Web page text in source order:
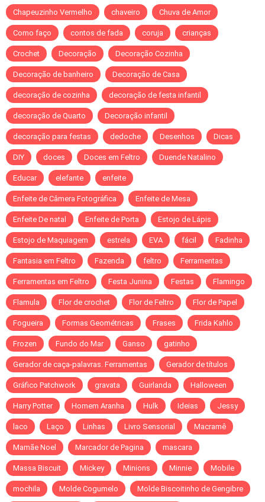
Chapeuzinho Vermelho chaveiro Chuva de Amor
Como faço contos de fada coruja crianças
Crochet Decoração Decoração Cozinha
Decoração de banheiro Decoração de Casa
decoração de cozinha decoração de festa infantil
decoração de Quarto Decoração infantil
decoração para festas dedoche Desenhos Dicas
DIY doces Doces em Feltro Duende Natalino
Educar elefante enfeite
Enfeite de Câmera Fotográfica Enfeite de Mesa
Enfeite De natal Enfeite de Porta Estojo de Lápis
Estojo de Maquiagem estrela EVA fácil Fadinha
Fantasia em Feltro Fazenda feltro Ferramentas
Ferramentas em Feltro Festa Junina Festas Flamingo
Flamula Flor de crochet Flor de Feltro Flor de Papel
Fogueira Formas Geométricas Frases Frida Kahlo
Frozen Fundo do Mar Ganso gatinho
Gerador de caça-palavras. Ferramentas Gerador de títulos
Gráfico Patchwork gravata Guirlanda Halloween
Harry Potter Homem Aranha Hulk Ideias Jessy
laco Laço Linhas Livro Sensorial Macramê
Mamãe Noel Marcador de Pagina mascara
Massa Biscuit Mickey Minions Minnie Mobile
mochila Molde Cogumelo Molde Biscoitinho de Gengibre